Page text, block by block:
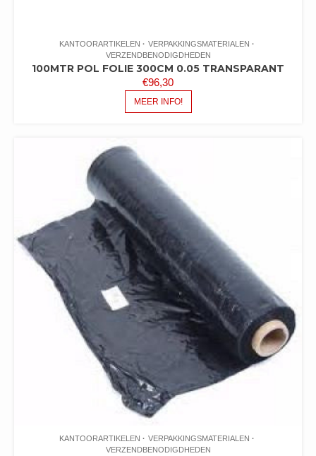
KANTOORARTIKELEN
VERPAKKINGSMATERIALEN
VERZENDBENODIGDHEDEN
100MTR POL FOLIE 300CM 0.05 TRANSPARANT
€96,30
MEER INFO!
KANTOORARTIKELEN
VERPAKKINGSMATERIALEN
VERZENDBENODIGDHEDEN